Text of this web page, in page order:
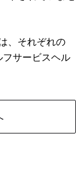
、それぞれの
フサービスヘル